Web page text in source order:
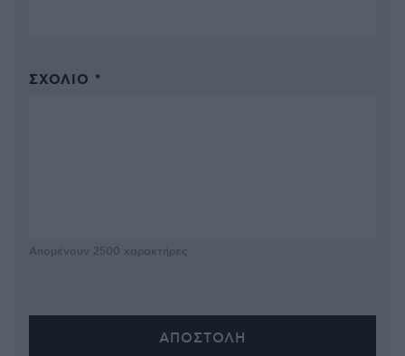
ΣΧΌΛΙΟ *
Απομένουν 2500 χαρακτήρες